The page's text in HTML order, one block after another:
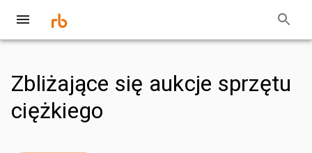
Zbliżające się aukcje sprzętu
ciężkiego